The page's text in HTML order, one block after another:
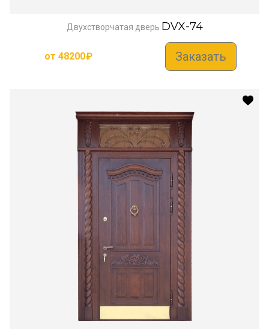
Двухстворчатая дверь DVX-74
от 48200₽ Заказать